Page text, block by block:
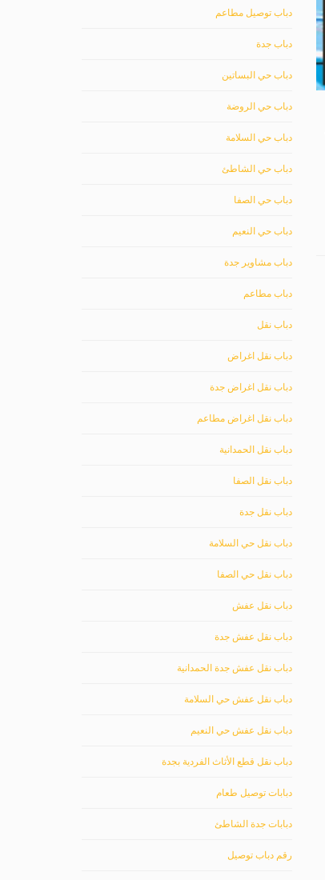
دباب توصيل مطاعم
دباب جدة
دباب حي البساتين
دباب حي الروضة
دباب حي السلامة
دباب حي الشاطئ
دباب حي الصفا
دباب حي النعيم
دباب مشاوير جدة
دباب مطاعم
دباب نقل
دباب نقل اغراض
دباب نقل اغراض جدة
دباب نقل اغراض مطاعم
دباب نقل الحمدانية
دباب نقل الصفا
دباب نقل جدة
دباب نقل حي السلامة
دباب نقل حي الصفا
دباب نقل عفش
دباب نقل عفش جدة
دباب نقل عفش جدة الحمدانية
دباب نقل عفش حي السلامة
دباب نقل عفش حي النعيم
دباب نقل قطع الأثاث الفردية بجدة
دبابات توصيل طعام
دبابات جدة الشاطئ
رقم دباب توصيل